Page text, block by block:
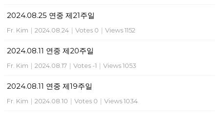
2024.08.25 연중 제21주일
Fr. Kim | 2024.08.24 | Votes 0 | Views 1152
2024.08.11 연중 제20주일
Fr. Kim | 2024.08.17 | Votes -1 | Views 1053
2024.08.11 연중 제19주일
Fr. Kim | 2024.08.10 | Votes 0 | Views 1034